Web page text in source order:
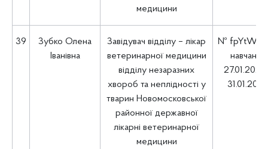
медицини
39
Зубко Олена
Іванівна
Завідувач відділу – лікар
ветеринарної медицини
відділу незаразних
хвороб та неплідності у
тварин Новомосковської
районної державної
лікарні ветеринарної
медицини
№
навчання
27.01.2025
31.01.2025